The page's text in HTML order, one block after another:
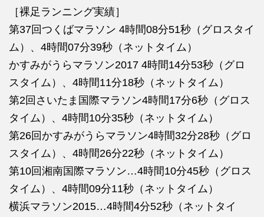
［裸足ランニング実績］
第37回つくばマラソン 4時間08分51秒（グロスタイ
ム）、4時間07分39秒（ネットタイム）
かすみがうらマラソン2017 4時間14分53秒（グロ
スタイム）、4時間11分18秒（ネットタイム）
第2回さいたま国際マラソン4時間17分6秒（グロス
タイム）、4時間10分35秒（ネットタイム）
第26回かすみがうらマラソン4時間32分28秒（グロ
スタイム）、4時間26分22秒（ネットタイム）
第10回湘南国際マラソン…4時間10分45秒（グロス
タイム）、4時間09分11秒（ネットタイム）
横浜マラソン2015…4時間4分52秒（ネットタイ